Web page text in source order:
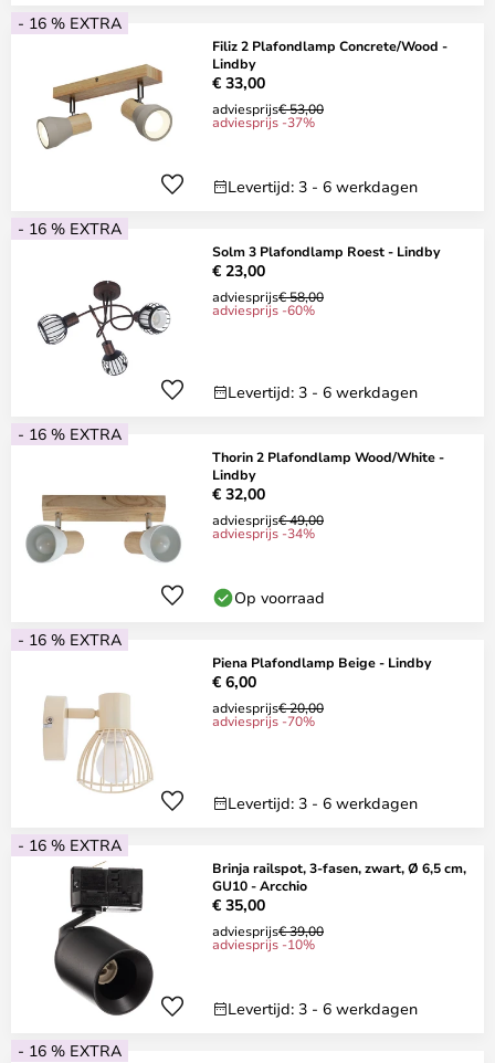
- 16 % EXTRA
Filiz 2 Plafondlamp Concrete/Wood -
Lindby
€ 33,00
adviesprijs€ 53,00
adviesprijs -37%
Levertijd: 3 - 6 werkdagen
- 16 % EXTRA
Solm 3 Plafondlamp Roest - Lindby
€ 23,00
adviesprijs€ 58,00
adviesprijs -60%
Levertijd: 3 - 6 werkdagen
- 16 % EXTRA
Thorin 2 Plafondlamp Wood/White -
Lindby
€ 32,00
adviesprijs€ 49,00
adviesprijs -34%
Op voorraad
- 16 % EXTRA
Piena Plafondlamp Beige - Lindby
€ 6,00
adviesprijs€ 20,00
adviesprijs -70%
Levertijd: 3 - 6 werkdagen
- 16 % EXTRA
Brinja railspot, 3-fasen, zwart, Ø 6,5 cm,
GU10 - Arcchio
€ 35,00
adviesprijs€ 39,00
adviesprijs -10%
Levertijd: 3 - 6 werkdagen
- 16 % EXTRA